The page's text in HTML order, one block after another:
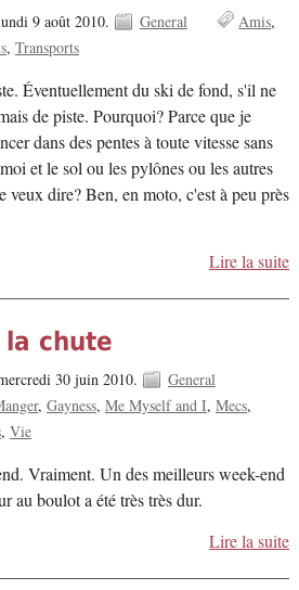
9 août 2010. General
Amis
Transports
Éventuellement du ski de fond, s'il ne
de piste. Pourquoi? Parce que je
dans des pentes à toute vitesse sans
et le sol ou les pylônes ou les autres
veux dire? Ben, en moto, c'est à peu près
Lire la suite
chute
30 juin 2010.
General
Gayness Me Myself and I Mecs
Vie
Vraiment. Un des meilleurs week-end
au boulot a été très très dur.
Lire la suite